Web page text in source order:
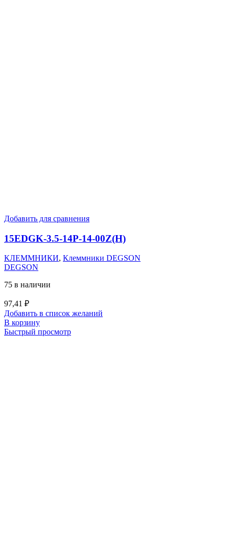
Добавить для сравнения
15EDGK-3.5-14P-14-00Z(H)
КЛЕММНИКИ, Клеммники DEGSON
DEGSON
75 в наличии
97,41 ₽
Добавить в список желаний
В корзину
Быстрый просмотр